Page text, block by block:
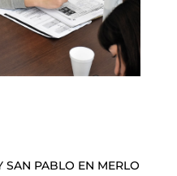
SAN PABLO EN MERLO